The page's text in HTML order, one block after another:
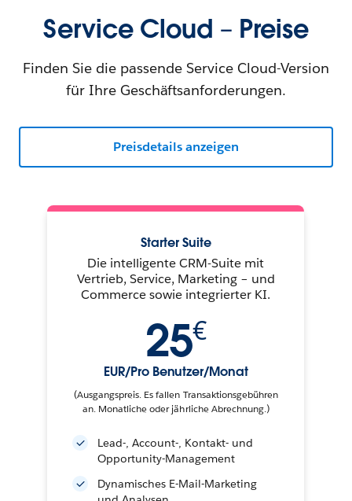
Service Cloud – Preise
Finden Sie die passende Service Cloud-Version
für Ihre Geschäftsanforderungen.
Starter Suite
Die intelligente CRM-Suite mit
Vertrieb, Service, Marketing – und
Commerce sowie integrierter KI.
25€
EUR/Pro Benutzer/Monat
(Ausgangspreis. Es fallen Transaktionsgebühren
an. Monatliche oder jährliche Abrechnung.)
Lead-, Account-, Kontakt- und
Opportunity-Management
Dynamisches E-Mail-Marketing
Preisdetails anzeigen